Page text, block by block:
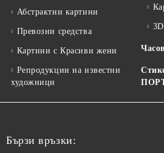
Абстрактни картини
Превозни средства
Картини с Красиви жени
Репродукции на известни
художници
Бързи връзки: